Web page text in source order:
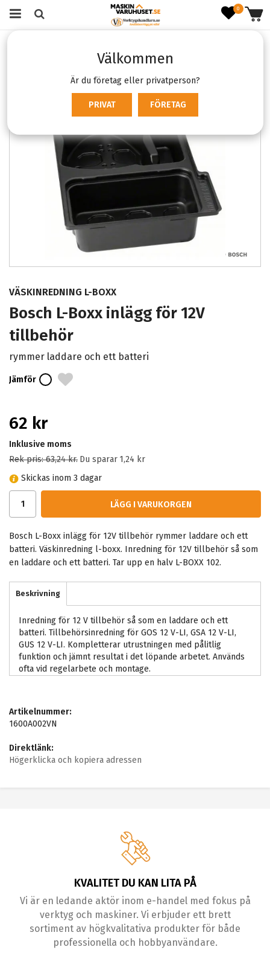
0
Välkommen
Är du företag eller privatperson?
PRIVAT FÖRETAG
Bosch L-Boxx inlägg för 12V tillbehör
VÄSKINREDNING L-BOXX
Bosch L-Boxx inlägg för 12V
tillbehör
rymmer laddare och ett batteri
Jämför
62 kr
Inklusive moms
Rek pris:63,24 kr. Du sparar 1,24 kr
Skickas inom 3 dagar
LÄGG I VARUKORGEN
Bosch L-Boxx inlägg för 12V tillbehör rymmer laddare och ett
batteri. Väskinredning l-boxx. Inredning för 12V tillbehör så som
en laddare och ett batteri. Tar upp en halv L-BOXX 102.
Beskrivning
Inredning för 12 V tillbehör så som en laddare och ett
batteri. Tillbehörsinredning för GOS 12 V-LI, GSA 12 V-LI,
GUS 12 V-LI. Kompletterar utrustningen med pålitlig
funktion och jämnt resultat i det löpande arbetet. Används
ofta vid regelarbete och montage.
Artikelnummer:
1600A002VN
Direktlänk:
Högerklicka och kopiera adressen
KVALITET DU KAN LITA PÅ
Vi är en ledande aktör inom e-handel med fokus på
verktyg och maskiner. Vi erbjuder ett brett
sortiment av högkvalitativa produkter för både
professionella och hobbyanvändare.